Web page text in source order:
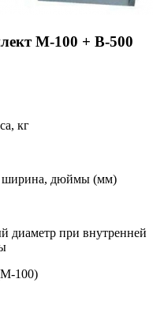
М-100 + В-500
кг
ширина, дюймы (мм)
диаметр при внутренней
100)